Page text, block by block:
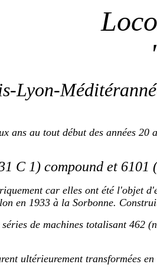
Lyon-
ans au tout début des années
C 1) compound et 6101
car elles ont été l'objet
en 1933 à la Sorbonne.
de machines totalisant 462
ultérieurement transformées en